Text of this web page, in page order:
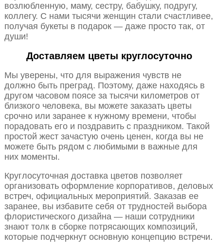
возлюбленную, маму, сестру, бабушку, подругу,
коллегу. С нами тысячи женщин стали счастливее,
получая букеты в подарок — даже просто так, от
души!
Доставляем цветы круглосуточно
Мы уверены, что для выражения чувств не
должно быть преград. Поэтому, даже находясь в
другом часовом поясе за тысячи километров от
близкого человека, вы можете заказать цветы
срочно или заранее к нужному времени, чтобы
порадовать его и поздравить с праздником. Такой
простой жест зачастую очень ценен, когда вы не
можете быть рядом с любимыми в важные для
них моменты.
Круглосуточная доставка цветов позволяет
организовать оформление корпоративов, деловых
встреч, официальных мероприятий. Заказав ее
заранее, вы избавите себя от трудностей выбора
флористического дизайна — наши сотрудники
знают толк в сборке потрясающих композиций,
которые подчеркнут основную концепцию встречи.